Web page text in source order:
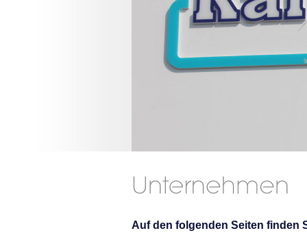
Auf den folgenden Seiten finden